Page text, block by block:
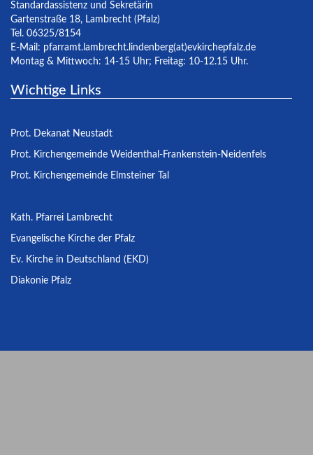
Standardassistenz und Sekretärin
Gartenstraße 18, Lambrecht (Pfalz)
Tel. 06325/8154
E-Mail: pfarramt.lambrecht.lindenberg(at)evkirchepfalz.de
Montag & Mittwoch: 14-15 Uhr; Freitag: 10-12.15 Uhr.
Wichtige Links
Prot. Dekanat Neustadt
Prot. Kirchengemeinde Weidenthal-Frankenstein-Neidenfels
Prot. Kirchengemeinde Elmsteiner Tal
Kath. Pfarrei Lambrecht
Evangelische Kirche der Pfalz
Ev. Kirche in Deutschland (EKD)
Diakonie Pfalz